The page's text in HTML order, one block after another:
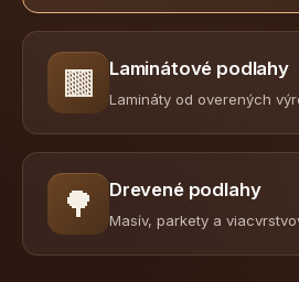
🟫 Laminátové podlahy
Lamináty od overených
🌳 Drevené podlahy
Masív, parkety a